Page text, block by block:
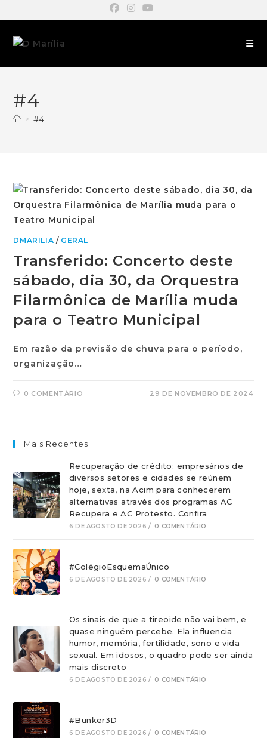
#4
> #4
DMARILIA / GERAL
Transferido: Concerto deste
sábado, dia 30, da Orquestra
Filarmônica de Marília muda
para o Teatro Municipal
Em razão da previsão de chuva para o período,
organização…
0 COMENTÁRIO 29 DE NOVEMBRO DE 2024
Mais Recentes
Recuperação de crédito: empresários de
diversos setores e cidades se reúnem
hoje, sexta, na Acim para conhecerem
alternativas através dos programas AC
Recupera e AC Protesto. Confira
6 DE AGOSTO DE 2026 / 0 COMENTÁRIO
#ColégioEsquemaÚnico
6 DE AGOSTO DE 2026 / 0 COMENTÁRIO
Os sinais de que a tireoide não vai bem, e
quase ninguém percebe. Ela influencia
humor, memória, fertilidade, sono e vida
sexual. Em idosos, o quadro pode ser ainda
mais discreto
6 DE AGOSTO DE 2026 / 0 COMENTÁRIO
#Bunker3D
6 DE AGOSTO DE 2026 / 0 COMENTÁRIO